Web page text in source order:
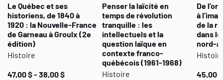
Le Québec et ses
historiens, de 1840 à
1920 : la Nouvelle-France
de Garneau à Groulx (2e
édition)
Histoire
47,00 $ - 38,00 $
Penser la laïcité en
temps de révolution
tranquille : les
intellectuels et la
question laïque en
contexte franco-
québécois (1961-1968)
Histoire
De
à
de la
dans
nord-
45,00